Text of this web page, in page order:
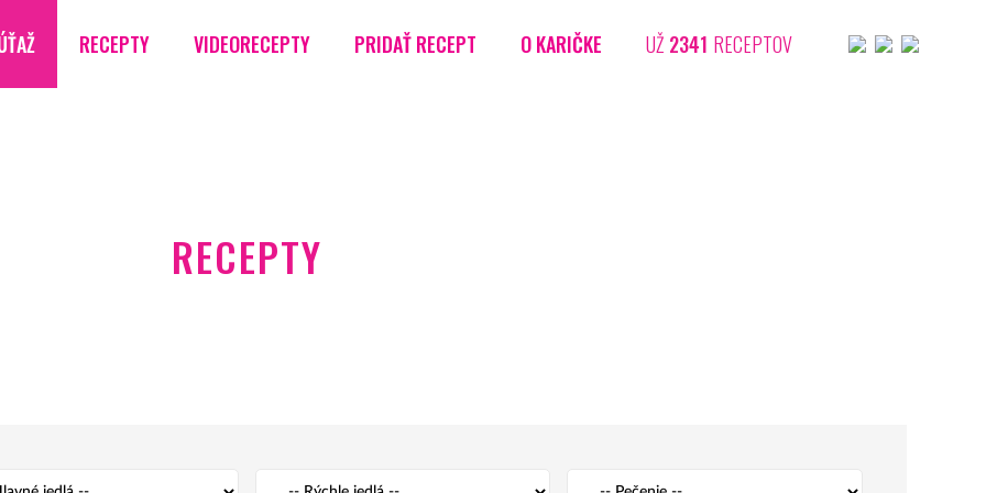
RECEPTY VIDEORECEPTY PRIDAŤ RECEPT O KARIČKE UŽ 2341 RECEPTOV
RECEPTY